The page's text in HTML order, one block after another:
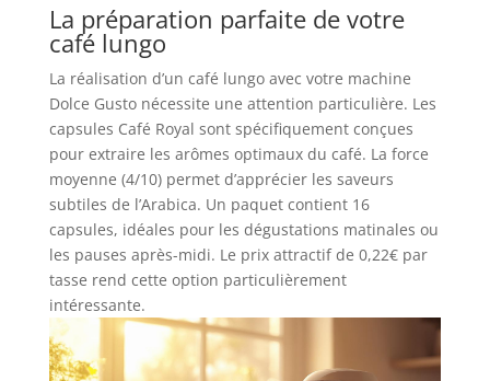
La préparation parfaite de votre
café lungo
La réalisation d’un café lungo avec votre machine
Dolce Gusto nécessite une attention particulière. Les
capsules Café Royal sont spécifiquement conçues
pour extraire les arômes optimaux du café. La force
moyenne (4/10) permet d’apprécier les saveurs
subtiles de l’Arabica. Un paquet contient 16
capsules, idéales pour les dégustations matinales ou
les pauses après-midi. Le prix attractif de 0,22€ par
tasse rend cette option particulièrement
intéressante.